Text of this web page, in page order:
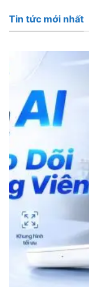
Tin tức mới nhất